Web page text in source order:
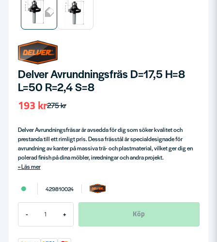
Delver Avrundningsfräs D=17,5 H=8
L=50 R=2,4 S=8
275 kr
193 kr
Delver Avrundningsfräsar är avsedda för dig som söker kvalitet och
prestanda till ett rimligt pris. Dessa frässtål är specialdesignade för
avrundning av kanter på massiva trä- och plastmaterial, vilket ger dig en
polerad finish på dina möbler, inredningar och andra projekt.
Läs mer
429810024
- + Köp